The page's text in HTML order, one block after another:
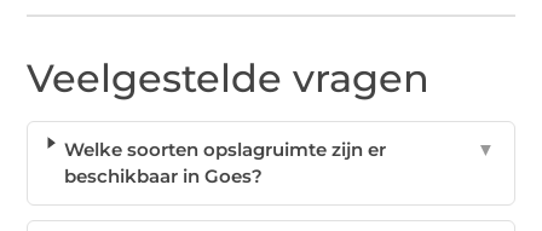
Veelgestelde vragen
Welke soorten opslagruimte zijn er
beschikbaar in Goes?
▼